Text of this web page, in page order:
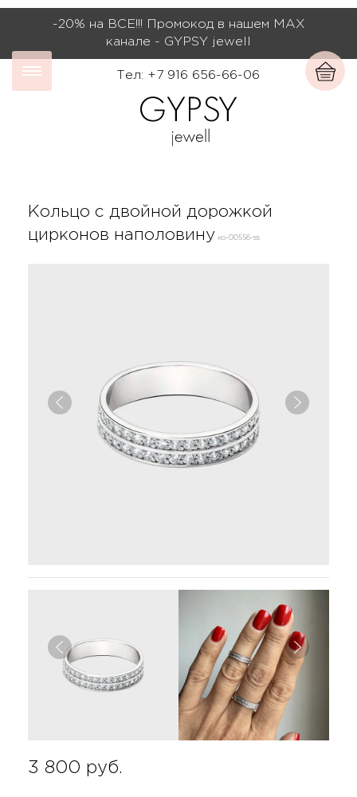
-20% на ВСЕ!!! Промокод в нашем МАХ
канале - GYPSY jewell
Тел: +7 916 656-66-06
Кольцо с двойной дорожкой
цирконов наполовину ко-00556-ss
3 800 руб.